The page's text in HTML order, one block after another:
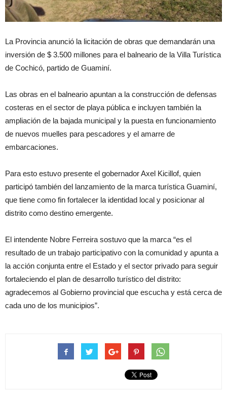
La Provincia anunció la licitación de obras que demandarán una
inversión de $ 3.500 millones para el balneario de la Villa Turística
de Cochicó, partido de Guaminí.
Las obras en el balneario apuntan a la construcción de defensas
costeras en el sector de playa pública e incluyen también la
ampliación de la bajada municipal y la puesta en funcionamiento
de nuevos muelles para pescadores y el amarre de
embarcaciones.
Para esto estuvo presente el gobernador Axel Kicillof, quien
participó también del lanzamiento de la marca turística Guaminí,
que tiene como fin fortalecer la identidad local y posicionar al
distrito como destino emergente.
El intendente Nobre Ferreira sostuvo que la marca “es el
resultado de un trabajo participativo con la comunidad y apunta a
la acción conjunta entre el Estado y el sector privado para seguir
fortaleciendo el plan de desarrollo turístico del distrito:
agradecemos al Gobierno provincial que escucha y está cerca de
cada uno de los municipios”.